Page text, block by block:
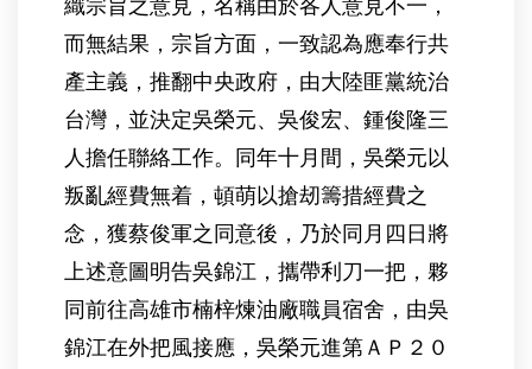
織宗旨之意見，名稱由於各人意見不一，
而無結果，宗旨方面，一致認為應奉行共
產主義，推翻中央政府，由大陸匪黨統治
台灣，並決定吳榮元、吳俊宏、鍾俊隆三
人擔任聯絡工作。同年十月間，吳榮元以
叛亂經費無着，頓萌以搶刼籌措經費之
念，獲蔡俊軍之同意後，乃於同月四日將
上述意圖明告吳錦江，攜帶利刀一把，夥
同前往高雄市楠梓煉油廠職員宿舍，由吳
錦江在外把風接應，吳榮元進第ＡＰ２０